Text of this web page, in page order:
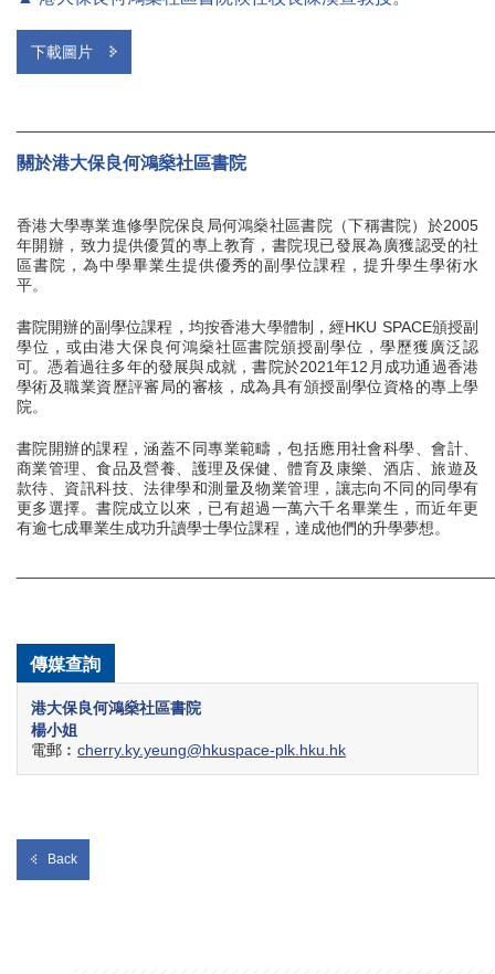
下載圖片
關於港大保良何鴻燊社區書院
香港大學專業進修學院保良局何鴻燊社區書院（下稱書院）於2005
年開辦，致力提供優質的專上教育，書院現已發展為廣獲認受的社
區書院，為中學畢業生提供優秀的副學位課程，提升學生學術水
平。
書院開辦的副學位課程，均按香港大學體制，經HKU SPACE頒授副
學位，或由港大保良何鴻燊社區書院頒授副學位，學歷獲廣泛認
可。憑着過往多年的發展與成就，書院於2021年12月成功通過香港
學術及職業資歷評審局的審核，成為具有頒授副學位資格的專上學
院。
書院開辦的課程，涵蓋不同專業範疇，包括應用社會科學、會計、
商業管理、食品及營養、護理及保健、體育及康樂、酒店、旅遊及
款待、資訊科技、法律學和測量及物業管理，讓志向不同的同學有
更多選擇。書院成立以來，已有超過一萬六千名畢業生，而近年更
有逾七成畢業生成功升讀學士學位課程，達成他們的升學夢想。
傳媒查詢
港大保良何鴻燊社區書院
楊小姐
電郵︰ cherry.ky.yeung@hkuspace-plk.hku.hk
Back